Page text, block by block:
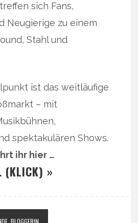
sich Fans,
Neugierige zu einem
Stahl und
ist das weitläufige
– mit
spektakulären Shows.
ihr hier …
(KLICK) »